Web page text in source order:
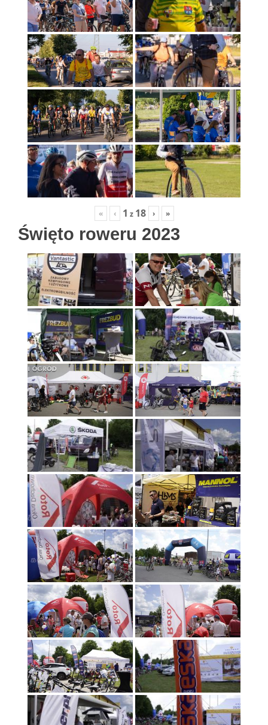
« ‹ 1 z 18 › »
Święto roweru 2023